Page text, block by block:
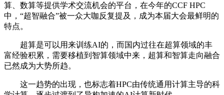
算、数算等提供学术交流机会的平台，在今年的CCF HPC
中，“超智融合”被一众大咖反复提及，成为本届大会最鲜明的
特点。
超算是可以用来训练AI的，而国内过往在超算领域的丰
富经验积累，需要移植到智算领域中来，超算和智算走向融合
已然成为大势所趋。
这一趋势的出现，也标志着HPC由传统通用计算主导的科